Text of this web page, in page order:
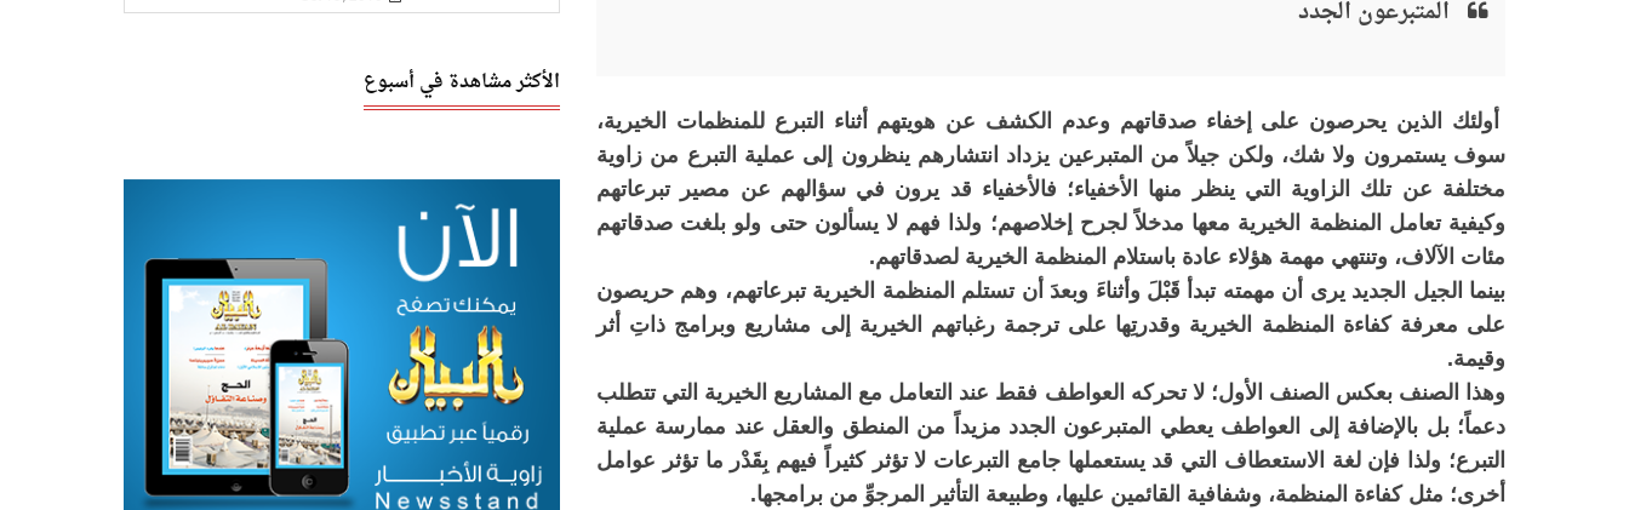
المتبرعون الجدد
أولئك الذين يحرصون على إخفاء صدقاتهم وعدم الكشف عن هويتهم أثناء التبرع للمنظمات الخيرية،
سوف يستمرون ولا شك، ولكن جيلاً من المتبرعين يزداد انتشارهم ينظرون إلى عملية التبرع من زاوية
مختلفة عن تلك الزاوية التي ينظر منها الأخفياء؛ فالأخفياء قد يرون في سؤالهم عن مصير تبرعاتهم
وكيفية تعامل المنظمة الخيرية معها مدخلاً لجرح إخلاصهم؛ ولذا فهم لا يسألون حتى ولو بلغت صدقاتهم
مئات الآلاف، وتنتهي مهمة هؤلاء عادة باستلام المنظمة الخيرية لصدقاتهم.
بينما الجيل الجديد يرى أن مهمته تبدأ قَبْلَ وأثناءَ وبعدَ أن تستلم المنظمة الخيرية تبرعاتهم، وهم حريصون
على معرفة كفاءة المنظمة الخيرية وقدرتِها على ترجمة رغباتهم الخيرية إلى مشاريع وبرامج ذاتِ أثر
وقيمة.
وهذا الصنف بعكس الصنف الأول؛ لا تحركه العواطف فقط عند التعامل مع المشاريع الخيرية التي تتطلب
دعماً؛ بل بالإضافة إلى العواطف يعطي المتبرعون الجدد مزيداً من المنطق والعقل عند ممارسة عملية
التبرع؛ ولذا فإن لغة الاستعطاف التي قد يستعملها جامع التبرعات لا تؤثر كثيراً فيهم بِقَدْر ما تؤثر عوامل
أخرى؛ مثل كفاءة المنظمة، وشفافية القائمين عليها، وطبيعة التأثير المرجوِّ من برامجها.
الأكثر مشاهدة في أسبوع